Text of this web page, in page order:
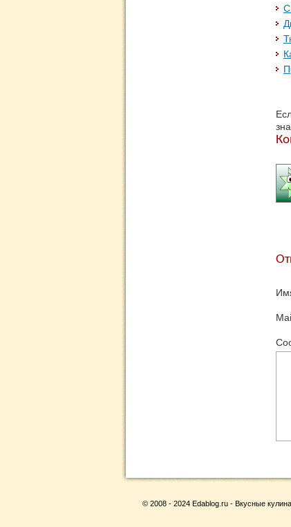
С
© 2008 - 2024 Edablog.ru - Вкусные